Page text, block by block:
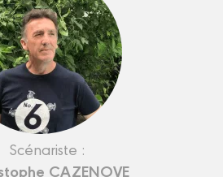
Scénariste :
CAZENOVE